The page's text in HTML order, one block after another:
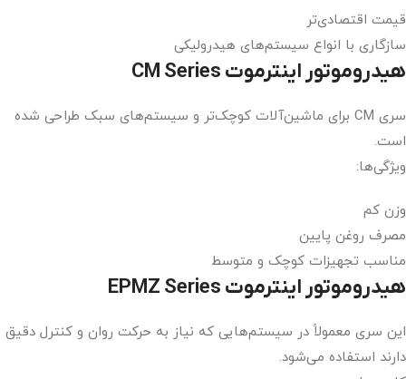
قیمت اقتصادی‌تر
سازگاری با انواع سیستم‌های هیدرولیکی
هیدروموتور اینترموت CM Series
سری CM برای ماشین‌آلات کوچک‌تر و سیستم‌های سبک طراحی شده
است.
ویژگی‌ها:
وزن کم
مصرف روغن پایین
مناسب تجهیزات کوچک و متوسط
هیدروموتور اینترموت EPMZ Series
این سری معمولاً در سیستم‌هایی که نیاز به حرکت روان و کنترل دقیق
دارند استفاده می‌شود.